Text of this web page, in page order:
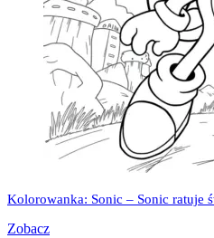
Kolorowanka: Sonic – Sonic ratuje
Zobacz